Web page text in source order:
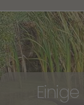
Einige